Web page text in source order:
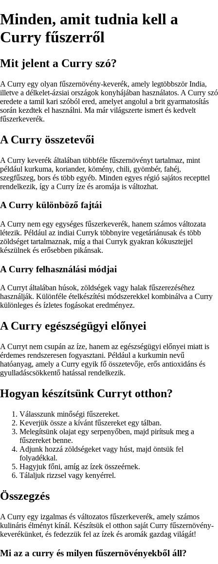
Minden, amit tudnia kell a
Curry fűszerről
Mit jelent a Curry szó?
A Curry egy olyan fűszernövény-keverék, amely legtöbbször India,
illetve a délkelet-ázsiai országok konyhájában használatos. A Curry szó
eredete a tamil kari szóból ered, amelyet angolul a brit gyarmatosítás
során kezdtek el használni. Ma már világszerte ismert és kedvelt
fűszerkeverék.
A Curry összetevői
A Curry keverék általában többféle fűszernövényt tartalmaz, mint
például kurkuma, koriander, kömény, chili, gyömbér, fahéj,
szegfűszeg, bors és több egyéb. Minden egyes régió sajátos recepttel
rendelkezik, így a Curry íze és aromája is változhat.
A Curry különböző fajtái
A Curry nem egy egységes fűszerkeverék, hanem számos változata
létezik. Például az indiai Curryk többnyire vegetáriánusak és több
zöldséget tartalmaznak, míg a thai Curryk gyakran kókusztejjel
készülnek és erősebben pikánsak.
A Curry felhasználási módjai
A Curryt általában húsok, zöldségek vagy halak fűszerezéséhez
használják. Különféle ételkészítési módszerekkel kombinálva a Curry
különleges és ízletes fogásokat eredményez.
A Curry egészségügyi előnyei
A Curryt nem csupán az íze, hanem az egészségügyi előnyei miatt is
érdemes rendszeresen fogyasztani. Például a kurkumin nevű
hatóanyag, amely a Curry egyik fő összetevője, erős antioxidáns és
gyulladáscsökkentő hatással rendelkezik.
Hogyan készítsünk Curryt otthon?
Válasszunk minőségi fűszereket.
Keverjük össze a kívánt fűszereket egy tálban.
Melegítsünk olajat egy serpenyőben, majd pirítsuk meg a
fűszereket benne.
Adjunk hozzá zöldségeket vagy húst, majd öntsük fel
folyadékkal.
Hagyjuk főni, amíg az ízek összeérnek.
Tálaljuk rizzsel vagy kenyérrel.
Összegzés
A Curry egy izgalmas és változatos fűszerkeverék, amely számos
kulináris élményt kínál. Készítsük el otthon saját Curry fűszernövény-
keverékünket, és fedezzük fel az ízek és aromák gazdag világát!
Mi az a curry és milyen fűszernövényekből áll?